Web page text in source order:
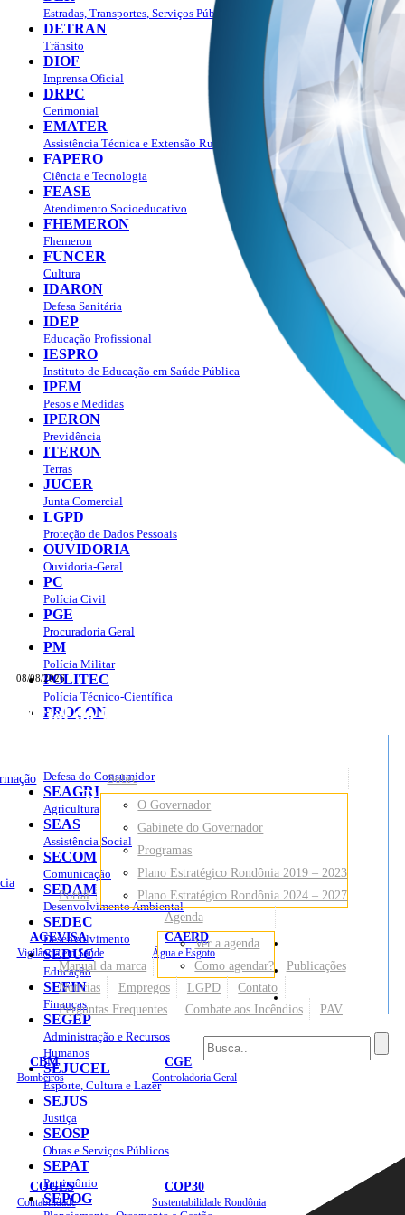
08/08/2026
Portal do Governo do
Rondônia
AGEVISA
Vigilância em Saúde
CAERD
Água e Esgoto
CBM
Bombeiros
CGE
Controladoria Geral
COGES
Contabilidade
COP30
Sustentabilidade Rondônia
Sites
Portal
Sobre
O Governador
Gabinete do Governador
Programas
Plano Estratégico Rondônia 2019 – 2023
Plano Estratégico Rondônia 2024 – 2027
Manual da marca
Agenda
Ver a agenda
Como agendar?
Publicações
Notícias
Empregos LGPD
Contato
Perguntas Frequentes
Combate aos Incêndios PAV
Estradas, Transportes, Serviços Públicos
DETRAN
Trânsito
DIOF
Imprensa Oficial
DRPC
Cerimonial
EMATER
Assistência Técnica e Extensão Rural
FAPERO
Ciência e Tecnologia
FEASE
Atendimento Socioeducativo
FHEMERON
Fhemeron
FUNCER
Cultura
IDARON
Defesa Sanitária
IDEP
Educação Profissional
IESPRO
Instituto de Educação em Saúde Pública
IPEM
Pesos e Medidas
IPERON
Previdência
ITERON
Terras
JUCER
Junta Comercial
LGPD
Proteção de Dados Pessoais
OUVIDORIA
Ouvidoria-Geral
PC
Polícia Civil
PGE
Procuradoria Geral
PM
Polícia Militar
POLITEC
Polícia Técnico-Científica
PROCON
Defesa do Consumidor
SEAGRI
Agricultura
SEAS
Assistência Social
SECOM
Comunicação
SEDAM
Desenvolvimento Ambiental
SEDEC
Desenvolvimento
SEDUC
Educação
SEFIN
Finanças
SEGEP
Administração e Recursos
Humanos
SEJUCEL
Esporte, Cultura e Lazer
SEJUS
Justiça
SEOSP
Obras e Serviços Públicos
SEPAT
Patrimônio
SEPOG